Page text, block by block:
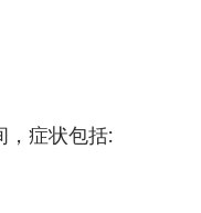
，症状包括: